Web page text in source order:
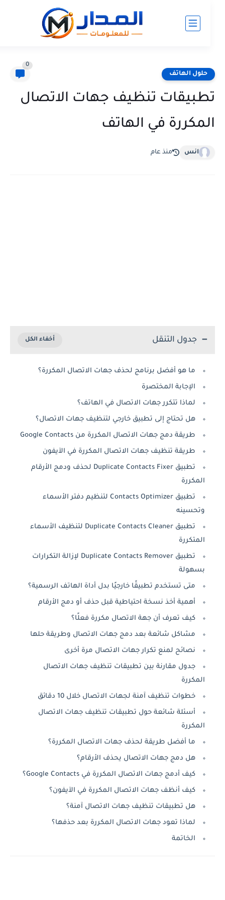
حلول الهاتف
تنظيف جهات الاتصال
في الهاتف
انس منذ عام
جدول التنقل
ما هو أفضل برنامج لحذف جهات الاتصال المكررة؟
الإجابة المختصرة
لماذا تتكرر جهات الاتصال في الهاتف؟
هل تحتاج إلى تطبيق خارجي لتنظيف جهات الاتصال؟
طريقة دمج جهات الاتصال المكررة من Google Contacts
طريقة تنظيف جهات الاتصال المكررة في الآيفون
تطبيق Duplicate Contacts Fixer لحذف ودمج الأرقام
المكررة
تطبيق Contacts Optimizer لتنظيم دفتر الأسماء
وتحسينه
تطبيق Duplicate Contacts Cleaner لتنظيف الأسماء
المتكررة
تطبيق Duplicate Contacts Remover لإزالة التكرارات
بسهولة
متى تستخدم تطبيقًا خارجيًا بدل أداة الهاتف الرسمية؟
أهمية أخذ نسخة احتياطية قبل حذف أو دمج الأرقام
كيف تعرف أن جهة الاتصال مكررة فعلًا؟
مشاكل شائعة بعد دمج جهات الاتصال وطريقة حلها
نصائح لمنع تكرار جهات الاتصال مرة أخرى
جدول مقارنة بين تطبيقات تنظيف جهات الاتصال
المكررة
خطوات تنظيف آمنة لجهات الاتصال خلال 10 دقائق
أسئلة شائعة حول تطبيقات تنظيف جهات الاتصال
المكررة
ما أفضل طريقة لحذف جهات الاتصال المكررة؟
هل دمج جهات الاتصال يحذف الأرقام؟
كيف أدمج جهات الاتصال المكررة في Google Contacts؟
كيف أنظف جهات الاتصال المكررة في الآيفون؟
هل تطبيقات تنظيف جهات الاتصال آمنة؟
لماذا تعود جهات الاتصال المكررة بعد حذفها؟
الخاتمة